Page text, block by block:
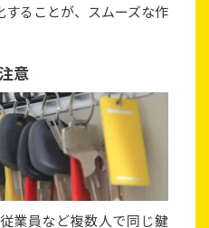
することが、スムーズな作
意
業員など複数人で同じ鍵